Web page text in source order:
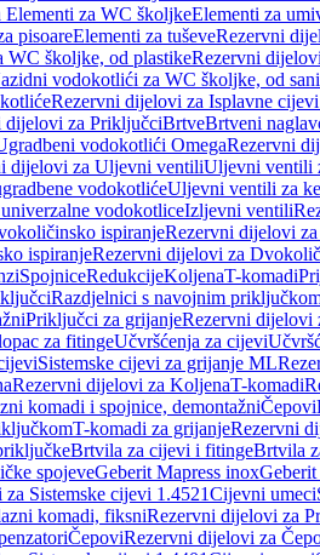
za WC školjkeElementi za
pisoareElementi za tuševeRezervni
školjke, od plastikeRezervni
vodokotlići za WC školjke, od
Rezervni dijelovi za Isplavne
dijelovi za PriključciBrtveBrtveni
vodokotlići OmegaRezervni
dijelovi za Uljevni ventiliUljevni ventili
vodokotlićeUljevni ventili za
vodokotliceIzljevni ventili
ispiranjeRezervni dijelovi
ispiranjeRezervni dijelovi za
SpojniceRedukcijeKoljenaT-komadi
Razdjelnici s navojnim
Priključci za grijanjeRezervni dijelovi
za fitingeUčvršćenja za cijevi
Sistemske cijevi za grijanje ML
Rezervni dijelovi za KoljenaT-komadi
komadi i spojnice, demontažniČepovi
T-komadi za grijanjeRezervni
Brtvila za cijevi i fitingeBrtvila
spojeveGeberit Mapress inox
Sistemske cijevi 1.4521Cijevni umeci
komadi, fiksniRezervni dijelovi za
ČepoviRezervni dijelovi za